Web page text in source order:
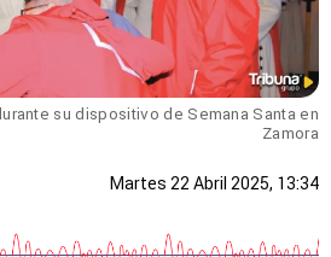
su dispositivo de Semana Santa en
Zamora
Martes 22 Abril 2025, 13:34